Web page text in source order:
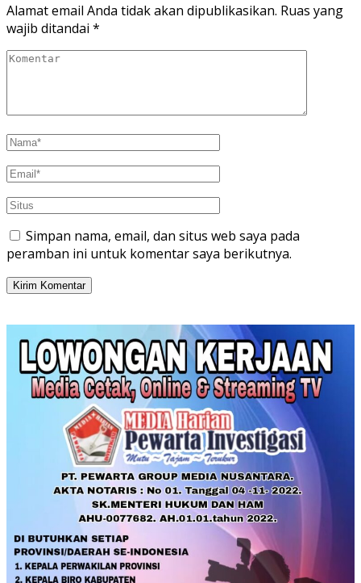
Alamat email Anda tidak akan dipublikasikan. Ruas yang
wajib ditandai *
Simpan nama, email, dan situs web saya pada
peramban ini untuk komentar saya berikutnya.